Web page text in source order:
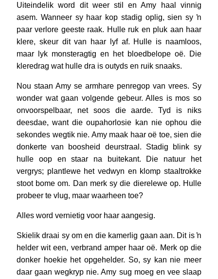
Uiteindelik word dit weer stil en Amy haal vinnig
asem. Wanneer sy haar kop stadig oplig, sien sy ŉ
paar verlore geeste raak. Hulle ruk en pluk aan haar
klere, skeur dit van haar lyf af. Hulle is naamloos,
maar lyk monsteragtig en het bloedbelope oë. Die
kleredrag wat hulle dra is outyds en ruik snaaks.
Nou staan Amy se armhare penregop van vrees. Sy
wonder wat gaan volgende gebeur. Alles is mos so
onvoorspelbaar, net soos die aarde. Tyd is niks
deesdae, want die oupahorlosie kan nie ophou die
sekondes wegtik nie. Amy maak haar oë toe, sien die
donkerte van boosheid deurstraal. Stadig blink sy
hulle oop en staar na buitekant. Die natuur het
vergrys; plantlewe het vedwyn en klomp staaltrokke
stoot bome om. Dan merk sy die dierelewe op. Hulle
probeer te vlug, maar waarheen toe?
Alles word vernietig voor haar aangesig.
Skielik draai sy om en die kamerlig gaan aan. Dit is ŉ
helder wit een, verbrand amper haar oë. Merk op die
donker hoekie het opgehelder. So, sy kan nie meer
daar gaan wegkryp nie. Amy sug moeg en vee slaap